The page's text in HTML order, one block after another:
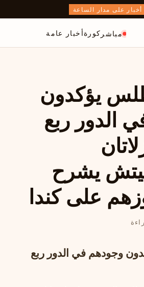
أخبار على مدار الساعة
مباشر كورةأخبار عامة
يؤكدون
الدور ربع
يشرح
على كندا
وجودهم في الدور ربع